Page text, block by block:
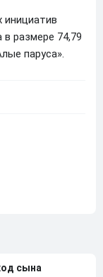
инициатив
размере 74,79
паруса».
сына